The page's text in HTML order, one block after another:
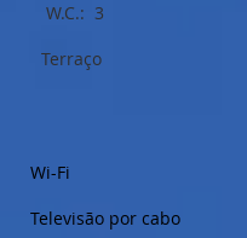
W.C.: 3
Terraço
Wi-Fi
Televisão por cabo